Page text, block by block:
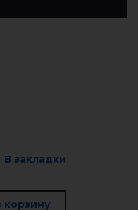
В закладки
корзину